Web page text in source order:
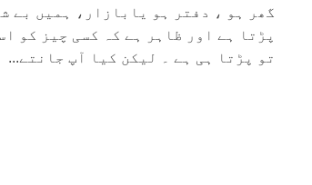
گھر ہو ، دفتر ہو یابازار، ہمیں بے
پڑتا ہے اور ظاہر ہے کہ کسی چیز کو
تو پڑتا ہی ہے ۔ لیکن کیا آپ جانتے...